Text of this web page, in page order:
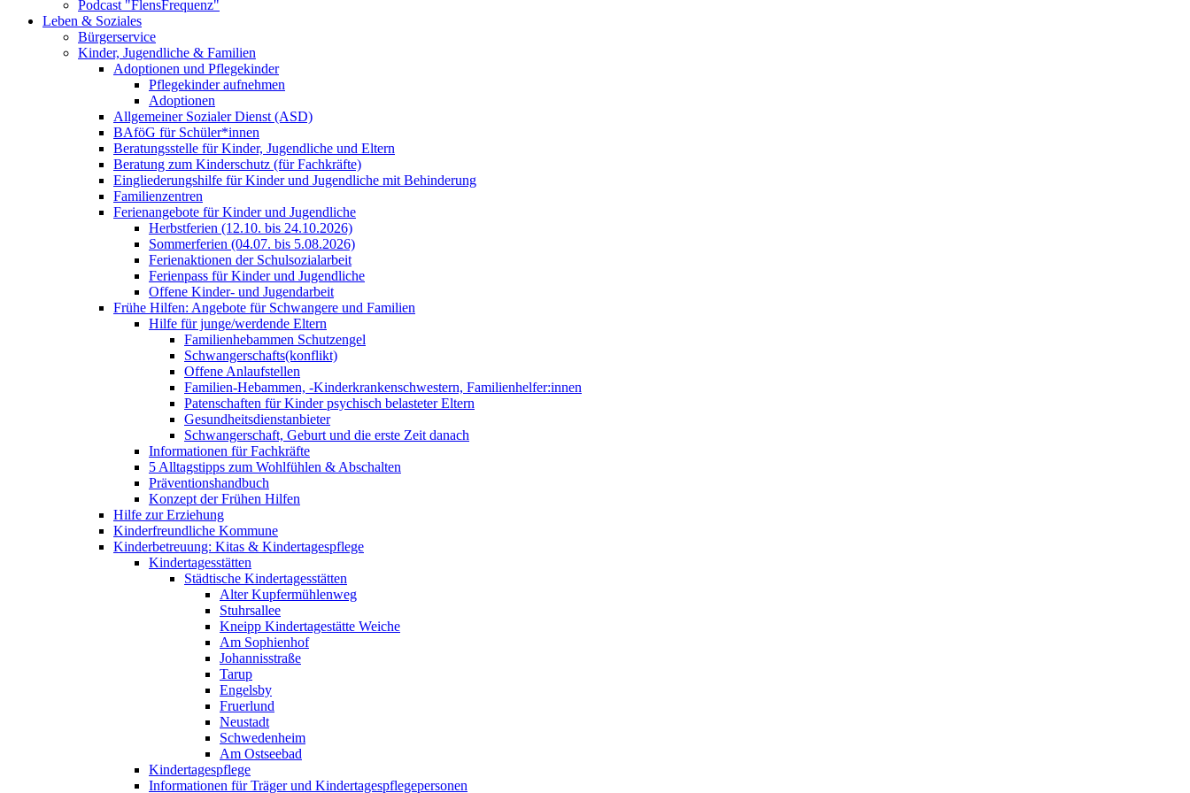
Podcast "FlensFrequenz"
Leben & Soziales
Bürgerservice
Kinder, Jugendliche & Familien
Adoptionen und Pflegekinder
Pflegekinder aufnehmen
Adoptionen
Allgemeiner Sozialer Dienst (ASD)
BAföG für Schüler*innen
Beratungsstelle für Kinder, Jugendliche und Eltern
Beratung zum Kinderschutz (für Fachkräfte)
Eingliederungshilfe für Kinder und Jugendliche mit Behinderung
Familienzentren
Ferienangebote für Kinder und Jugendliche
Herbstferien (12.10. bis 24.10.2026)
Sommerferien (04.07. bis 5.08.2026)
Ferienaktionen der Schulsozialarbeit
Ferienpass für Kinder und Jugendliche
Offene Kinder- und Jugendarbeit
Frühe Hilfen: Angebote für Schwangere und Familien
Hilfe für junge/werdende Eltern
Familienhebammen Schutzengel
Schwangerschafts(konflikt)
Offene Anlaufstellen
Familien-Hebammen, -Kinderkrankenschwestern, Familienhelfer:innen
Patenschaften für Kinder psychisch belasteter Eltern
Gesundheitsdienstanbieter
Schwangerschaft, Geburt und die erste Zeit danach
Informationen für Fachkräfte
5 Alltagstipps zum Wohlfühlen & Abschalten
Präventionshandbuch
Konzept der Frühen Hilfen
Hilfe zur Erziehung
Kinderfreundliche Kommune
Kinderbetreuung: Kitas & Kindertagespflege
Kindertagesstätten
Städtische Kindertagesstätten
Alter Kupfermühlenweg
Stuhrsallee
Kneipp Kindertagestätte Weiche
Am Sophienhof
Johannisstraße
Tarup
Engelsby
Fruerlund
Neustadt
Schwedenheim
Am Ostseebad
Kindertagespflege
Informationen für Träger und Kindertagespflegepersonen